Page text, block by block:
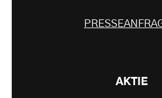
AKTIE